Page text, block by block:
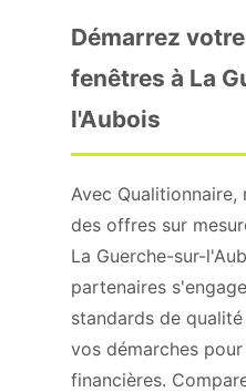
Démarrez
fenêtres à La
l'Aubois
Avec
des offres sur
La Guerche-sur-
partenaires
standards de
vos démarches
financières.